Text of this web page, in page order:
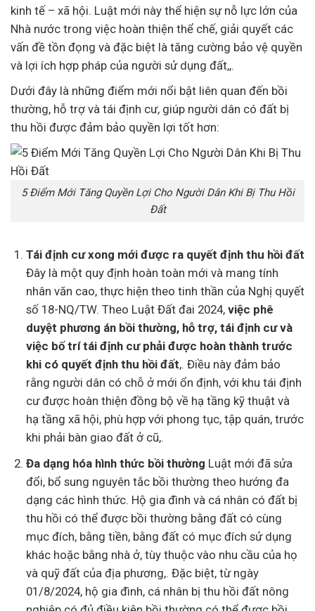
kinh tế – xã hội. Luật mới này thể hiện sự nỗ lực lớn của
Nhà nước trong việc hoàn thiện thể chế, giải quyết các
vấn đề tồn đọng và đặc biệt là tăng cường bảo vệ quyền
và lợi ích hợp pháp của người sử dụng đất,,.
Dưới đây là những điểm mới nổi bật liên quan đến bồi
thường, hỗ trợ và tái định cư, giúp người dân có đất bị
thu hồi được đảm bảo quyền lợi tốt hơn:
5 Điểm Mới Tăng Quyền Lợi Cho Người Dân Khi Bị Thu Hồi
Đất
Tái định cư xong mới được ra quyết định thu hồi đất
Đây là một quy định hoàn toàn mới và mang tính
nhân văn cao, thực hiện theo tinh thần của Nghị quyết
số 18-NQ/TW. Theo Luật Đất đai 2024, việc phê
duyệt phương án bồi thường, hỗ trợ, tái định cư và
việc bố trí tái định cư phải được hoàn thành trước
khi có quyết định thu hồi đất,. Điều này đảm bảo
rằng người dân có chỗ ở mới ổn định, với khu tái định
cư được hoàn thiện đồng bộ về hạ tầng kỹ thuật và
hạ tầng xã hội, phù hợp với phong tục, tập quán, trước
khi phải bàn giao đất ở cũ,.
Đa dạng hóa hình thức bồi thường Luật mới đã sửa
đổi, bổ sung nguyên tắc bồi thường theo hướng đa
dạng các hình thức. Hộ gia đình và cá nhân có đất bị
thu hồi có thể được bồi thường bằng đất có cùng
mục đích, bằng tiền, bằng đất có mục đích sử dụng
khác hoặc bằng nhà ở, tùy thuộc vào nhu cầu của họ
và quỹ đất của địa phương,. Đặc biệt, từ ngày
01/8/2024, hộ gia đình, cá nhân bị thu hồi đất nông